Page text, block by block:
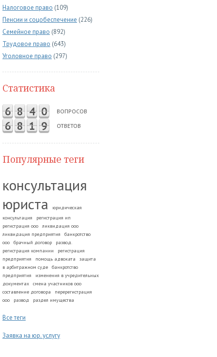
Налоговое право (109)
Пенсии и соцобеспечение (226)
Семейное право (892)
Трудовое право (643)
Уголовное право (297)
Статистика
6 8 4 0 ВОПРОСОВ
6 8 1 9 ОТВЕТОВ
Популярные теги
консультация
юриста
юридическая
консультация
регистрация ип
регистрация ооо
ликвидация ооо
ликвидация предприятия
банкротство
ооо
брачный договор
развод.
регистрация компании
регистрация
предприятия
помощь адвоката
защита
в арбитражном суде
банкротство
предприятия
изменения в учредительных
документах
смена участников ооо
составление договора
перерегистрация
ооо
развод раздел имущества
Все теги
Заявка на юр. услугу